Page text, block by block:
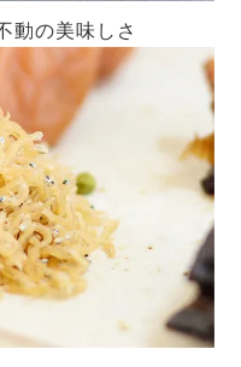
動の美味しさ